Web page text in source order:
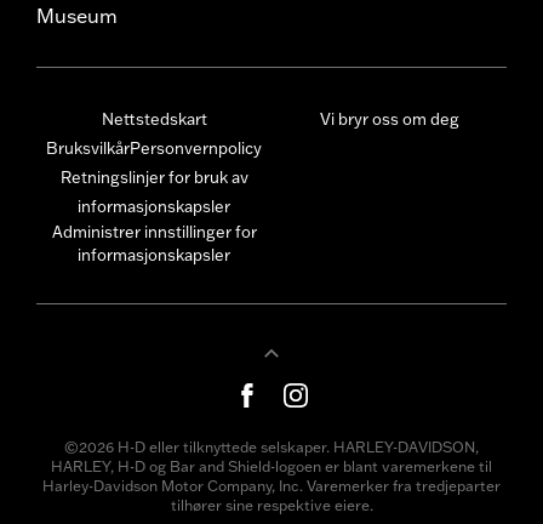
Museum
Nettstedskart
BruksvilkårPersonvernpolicy
Retningslinjer for bruk av
informasjonskapsler
Administrer innstillinger for
informasjonskapsler
Vi bryr oss om deg
©2026 H-D eller tilknyttede selskaper. HARLEY-DAVIDSON,
HARLEY, H-D og Bar and Shield-logoen er blant varemerkene til
Harley-Davidson Motor Company, Inc. Varemerker fra tredjeparter
tilhører sine respektive eiere.